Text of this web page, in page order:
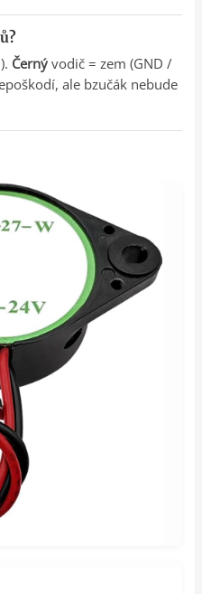
Černý vodič = zem (GND /
ale bzučák nebude